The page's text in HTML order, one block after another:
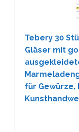
Tebery 30
Gläser mit
für Gewürze,